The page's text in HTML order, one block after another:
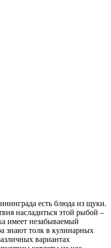
есть блюда из щуки.
насладиться этой рыбой –
имеет незабываемый
знают толк в кулинарных
вариантах